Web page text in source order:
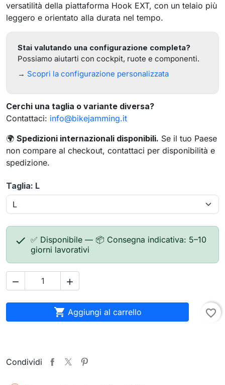
versatilità della piattaforma Hook EXT, con un telaio più
leggero e orientato alla durata nel tempo.
Stai valutando una configurazione completa?
Possiamo aiutarti con cockpit, ruote e componenti.
→ Scopri la configurazione personalizzata
Cerchi una taglia o variante diversa?
Contattaci: info@bikejamming.it
🌍 Spedizioni internazionali disponibili. Se il tuo Paese
non compare al checkout, contattaci per disponibilità e
spedizione.
Taglia: L
 ✅ Disponibile — 📦 Consegna indicativa: 5–10
giorni lavorativi
 
 Aggiungi al carrello favorite_border
Condividi